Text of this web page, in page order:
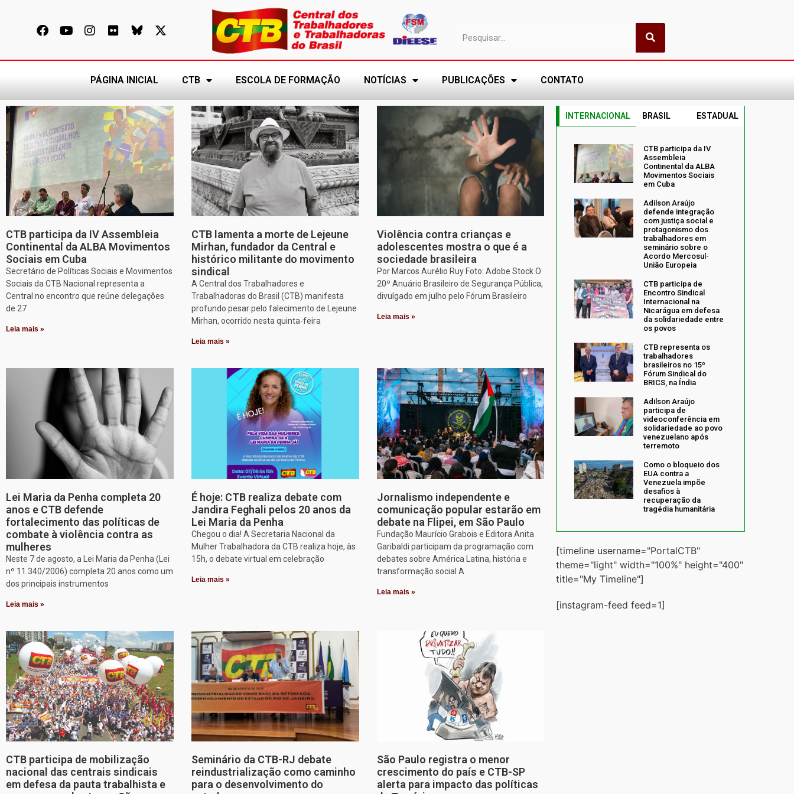
PÁGINA INICIAL CTB ESCOLA DE FORMAÇÃO NOTÍCIAS PUBLICAÇÕES CONTATO
CTB participa da IV Assembleia
Continental da ALBA Movimentos
Sociais em Cuba
Secretário de Políticas Sociais e Movimentos
Sociais da CTB Nacional representa a
Central no encontro que reúne delegações
de 27
Leia mais »
CTB lamenta a morte de Lejeune
Mirhan, fundador da Central e
histórico militante do movimento
sindical
A Central dos Trabalhadores e
Trabalhadoras do Brasil (CTB) manifesta
profundo pesar pelo falecimento de Lejeune
Mirhan, ocorrido nesta quinta-feira
Leia mais »
Violência contra crianças e
adolescentes mostra o que é a
sociedade brasileira
Por Marcos Aurélio Ruy Foto: Adobe Stock O
20º Anuário Brasileiro de Segurança Pública,
divulgado em julho pelo Fórum Brasileiro
Leia mais »
Lei Maria da Penha completa 20
anos e CTB defende
fortalecimento das políticas de
combate à violência contra as
mulheres
Neste 7 de agosto, a Lei Maria da Penha (Lei
nº 11.340/2006) completa 20 anos como um
dos principais instrumentos
Leia mais »
É hoje: CTB realiza debate com
Jandira Feghali pelos 20 anos da
Lei Maria da Penha
Chegou o dia! A Secretaria Nacional da
Mulher Trabalhadora da CTB realiza hoje, às
15h, o debate virtual em celebração
Leia mais »
Jornalismo independente e
comunicação popular estarão em
debate na Flipei, em São Paulo
Fundação Maurício Grabois e Editora Anita
Garibaldi participam da programação com
debates sobre América Latina, história e
transformação social A
Leia mais »
CTB participa de mobilização
nacional das centrais sindicais
em defesa da pauta trabalhista e
Seminário da CTB-RJ debate
reindustrialização como caminho
para o desenvolvimento do
São Paulo registra o menor
crescimento do país e CTB-SP
alerta para impacto das políticas
INTERNACIONAL BRASIL ESTADUAL
CTB participa da IV
Assembleia
Continental da ALBA
Movimentos Sociais
em Cuba
Adilson Araújo
defende integração
com justiça social e
protagonismo dos
trabalhadores em
seminário sobre o
Acordo Mercosul-
União Europeia
CTB participa de
Encontro Sindical
Internacional na
Nicarágua em defesa
da solidariedade entre
os povos
CTB representa os
trabalhadores
brasileiros no 15º
Fórum Sindical do
BRICS, na Índia
Adilson Araújo
participa de
videoconferência em
solidariedade ao povo
venezuelano após
terremoto
Como o bloqueio dos
EUA contra a
Venezuela impõe
desafios à
recuperação da
tragédia humanitária
[timeline username="PortalCTB"
theme="light" width="100%" height="400"
title="My Timeline"]
[instagram-feed feed=1]